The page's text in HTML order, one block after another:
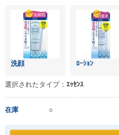
洗顔 ﾛｰｼｮﾝ
選択されたタイプ： ｴｯｾﾝｽ
在庫 ○